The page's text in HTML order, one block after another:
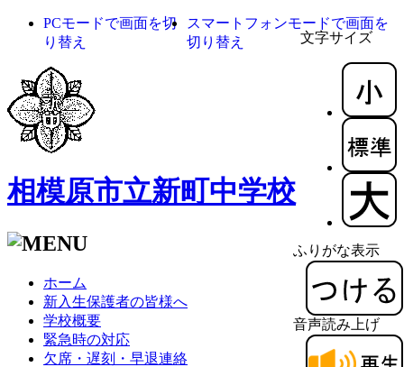
文字サイズ
ふりがな表示
音声読み上げ
PCモードで画面を切
り替え
スマートフォンモードで画面を
切り替え
相模原市立新町中学校
ホーム
新入生保護者の皆様へ
学校概要
緊急時の対応
欠席・遅刻・早退連絡